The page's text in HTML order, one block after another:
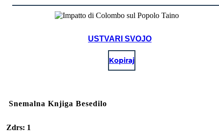
USTVARI SVOJO
Kopiraj
Snemalna Knjiga Besedilo
Zdrs: 1